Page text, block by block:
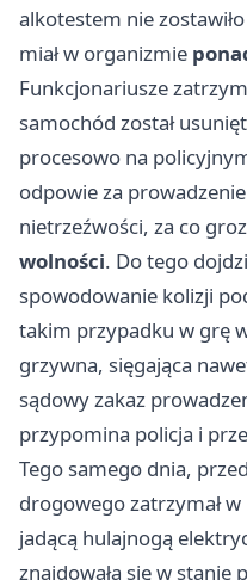
alkotestem nie
miał w organizmie
Funkcjonariusze
samochód został
procesowo na
odpowie za
nietrzeźwości, za co
wolności. Do tego
spowodowanie kolizji
takim przypadku w grę
grzywna, sięgająca
sądowy zakaz
przypomina policja i
Tego samego dnia,
drogowego zatrzymał w
jadącą hulajnogą
znajdowała się w stanie